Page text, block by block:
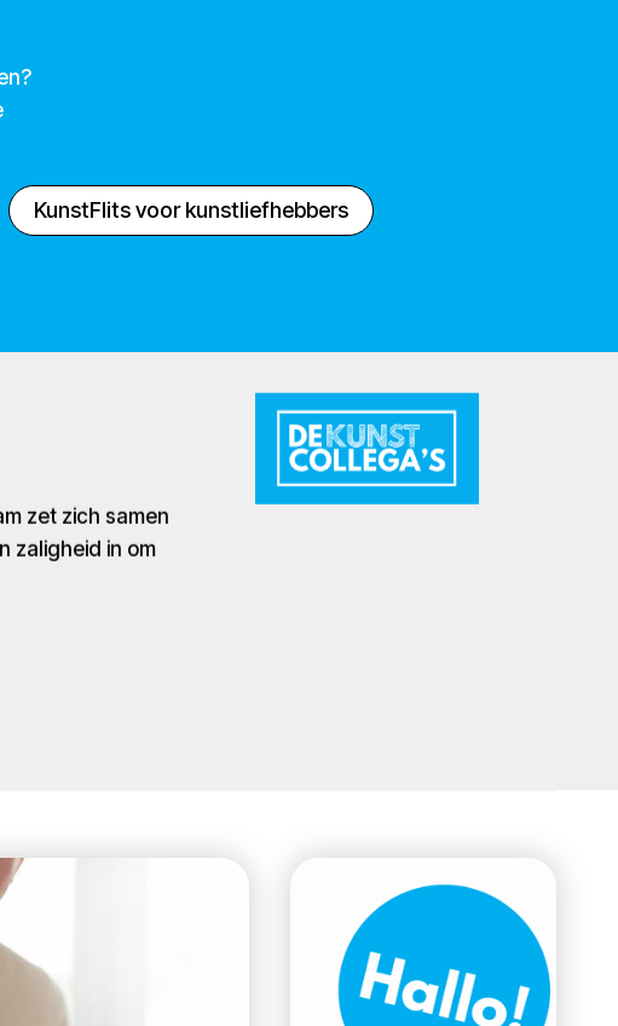
KunstFlits voor kunstliefhebbers
zet zich samen
zaligheid in om